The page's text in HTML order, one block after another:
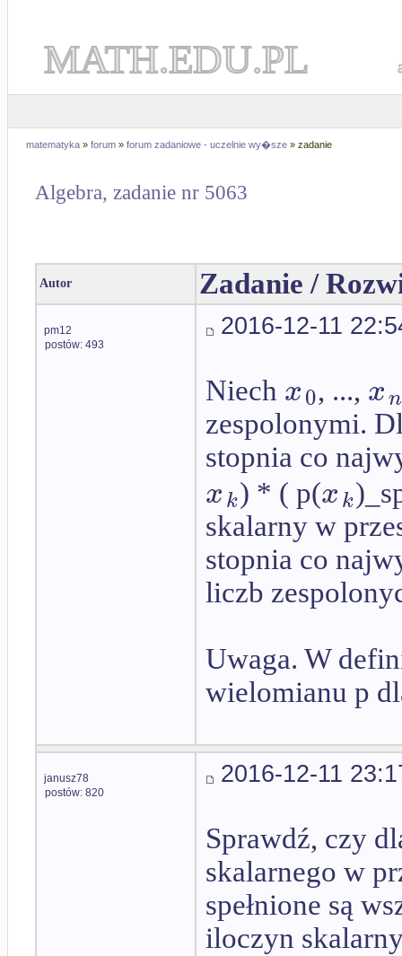
MATH.EDU.PL
matematyka » forum » forum zadaniowe - uczelnie wy�sze » zadanie
Algebra, zadanie nr 5063
Autor Zadanie /
pm12
postów: 493
2016-12-11
Niech x0, ..., xn
zespolonymi.
stopnia co
xk) * ( p(xk
skalarny w
stopnia co
liczb
Uwaga. W
wielomianu p
janusz78
postów: 820
2016-12-11
Sprawdź, czy
skalarnego w
spełnione są
iloczyn